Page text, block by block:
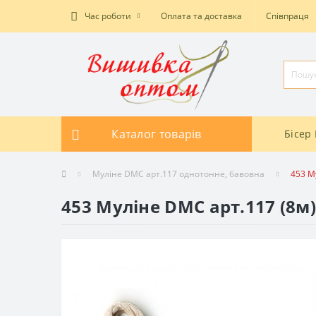
Час роботи Оплата та доставка Співпраця
Каталог товарів Бісер
Муліне DMC арт.117 однотонне, бавовна 453
453 Муліне DMC арт.117